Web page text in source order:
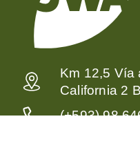
Km 12,5 Vía
California 2
(+593) 98